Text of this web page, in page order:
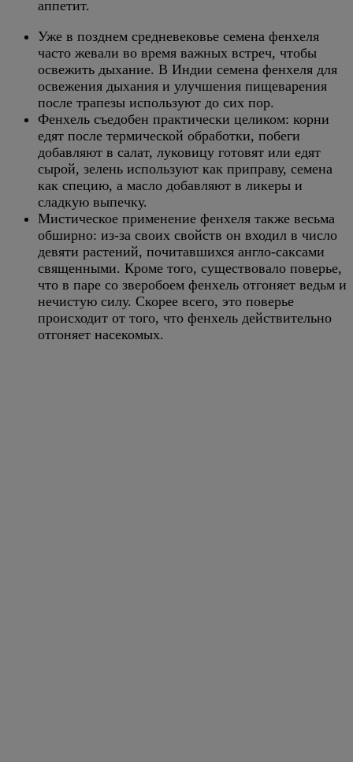
аппетит.
Уже в позднем средневековье семена фенхеля
часто жевали во время важных встреч, чтобы
освежить дыхание. В Индии семена фенхеля для
освежения дыхания и улучшения пищеварения
после трапезы используют до сих пор.
Фенхель съедобен практически целиком: корни
едят после термической обработки, побеги
добавляют в салат, луковицу готовят или едят
сырой, зелень используют как приправу, семена
как специю, а масло добавляют в ликеры и
сладкую выпечку.
Мистическое применение фенхеля также весьма
обширно: из-за своих свойств он входил в число
девяти растений, почитавшихся англо-саксами
священными. Кроме того, существовало поверье,
что в паре со зверобоем фенхель отгоняет ведьм и
нечистую силу. Скорее всего, это поверье
происходит от того, что фенхель действительно
отгоняет насекомых.